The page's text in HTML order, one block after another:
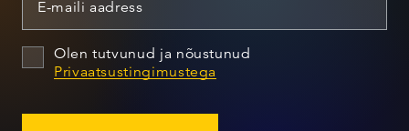
Olen tutvunud ja nõustunud
Privaatsustingimustega